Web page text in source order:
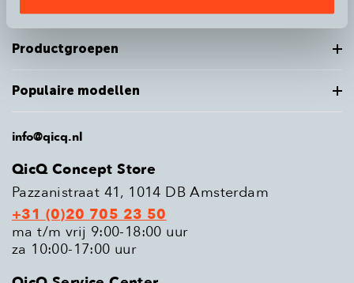
Productgroepen
Populaire modellen
info@qicq.nl
QicQ Concept Store
Pazzanistraat 41, 1014 DB Amsterdam
+31 (0)20 705 23 50
ma t/m vrij 9:00-18:00 uur
za 10:00-17:00 uur